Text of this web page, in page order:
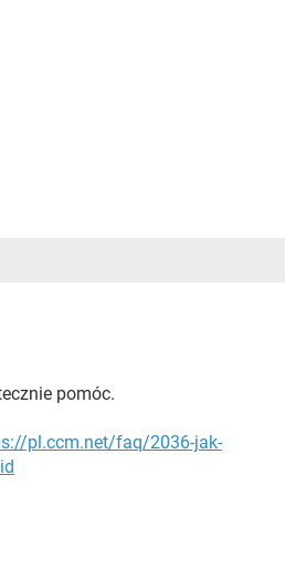
pomóc.
pl.ccm.net/faq/2036-jak-